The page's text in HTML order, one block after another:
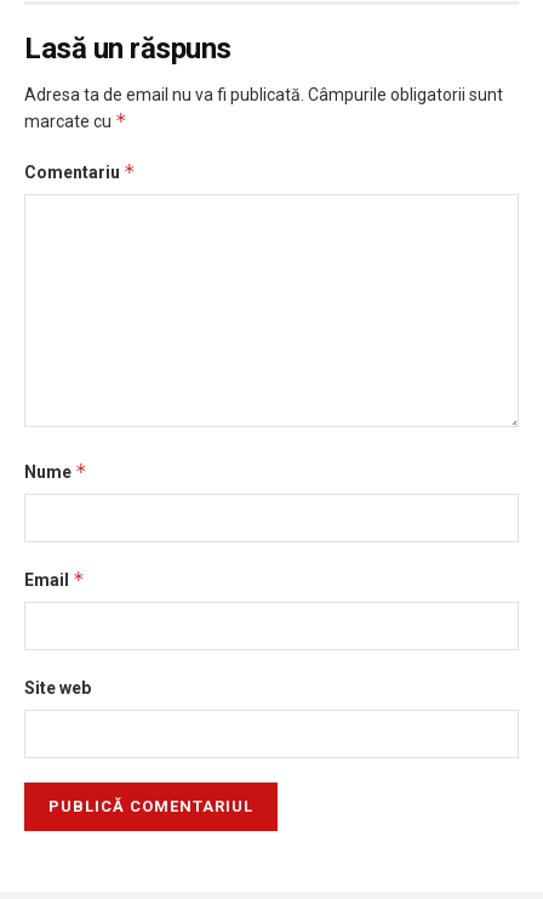
Lasă un răspuns
Adresa ta de email nu va fi publicată. Câmpurile obligatorii sunt
marcate cu *
Comentariu *
Nume *
Email *
Site web